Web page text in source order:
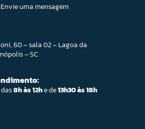
Envie uma mensagem
60 – sala 02 – Lagoa da
– SC
das8h às 12he de13h30 às 18h